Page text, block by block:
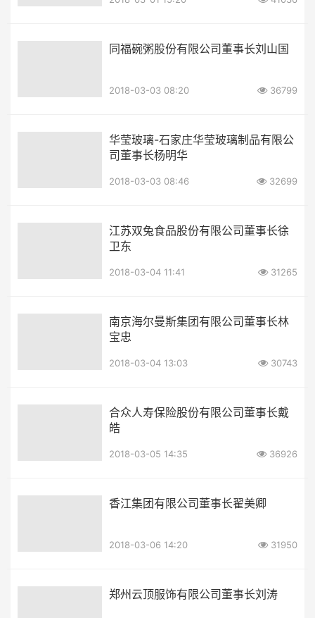
同福碗粥股份有限公司董事长刘山国
2018-03-03 08:20 36799
华莹玻璃-石家庄华莹玻璃制品有限公
司董事长杨明华
2018-03-03 08:46 32699
江苏双兔食品股份有限公司董事长徐
卫东
2018-03-04 11:41 31265
南京海尔曼斯集团有限公司董事长林
宝忠
2018-03-04 13:03 30743
合众人寿保险股份有限公司董事长戴
皓
2018-03-05 14:35 36926
香江集团有限公司董事长翟美卿
2018-03-06 14:20 31950
郑州云顶服饰有限公司董事长刘涛